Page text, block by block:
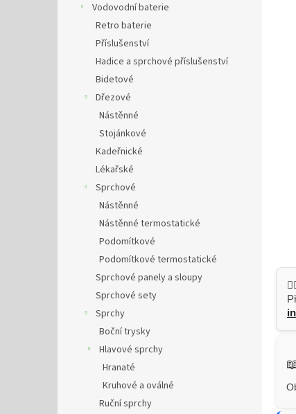
Vodovodní baterie
Retro baterie
Příslušenství
Hadice a sprchové příslušenství
Bidetové
Dřezové
Nástěnné
Stojánkové
Kadeřnické
Lékařské
Sprchové
Nástěnné
Nástěnné termostatické
Podomítkové
Podomítkové termostatické
Sprchové panely a sloupy
Sprchové sety
Sprchy
Boční trysky
Hlavové sprchy
Hranaté
Kruhové a oválné
Ruční sprchy